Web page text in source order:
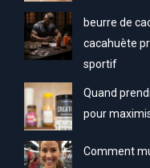
beurre de
cacahuète
sportif
Quand
pour
Comment